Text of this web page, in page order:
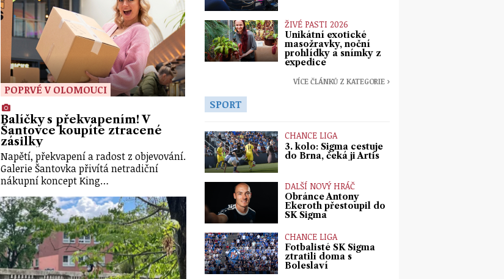
POPRVÉ V OLOMOUCI
Balíčky s překvapením! V
Šantovce koupíte ztracené
zásilky
Napětí, překvapení a radost z objevování.
Galerie Šantovka přivítá netradiční
nákupní koncept King…
ŽIVÉ PASTI 2026
Unikátní exotické
masožravky, noční
prohlídky a snímky z
expedice
VÍCE ČLÁNKŮ Z KATEGORIE ›
SPORT
CHANCE LIGA
3. kolo: Sigma cestuje
do Brna, čeká ji Artis
DALŠÍ NOVÝ HRÁČ
Obránce Antony
Ekeroth přestoupil do
SK Sigma
CHANCE LIGA
Fotbalisté SK Sigma
ztratili doma s
Boleslaví